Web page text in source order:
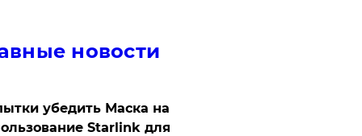
новости
убедить Маска на
Starlink для